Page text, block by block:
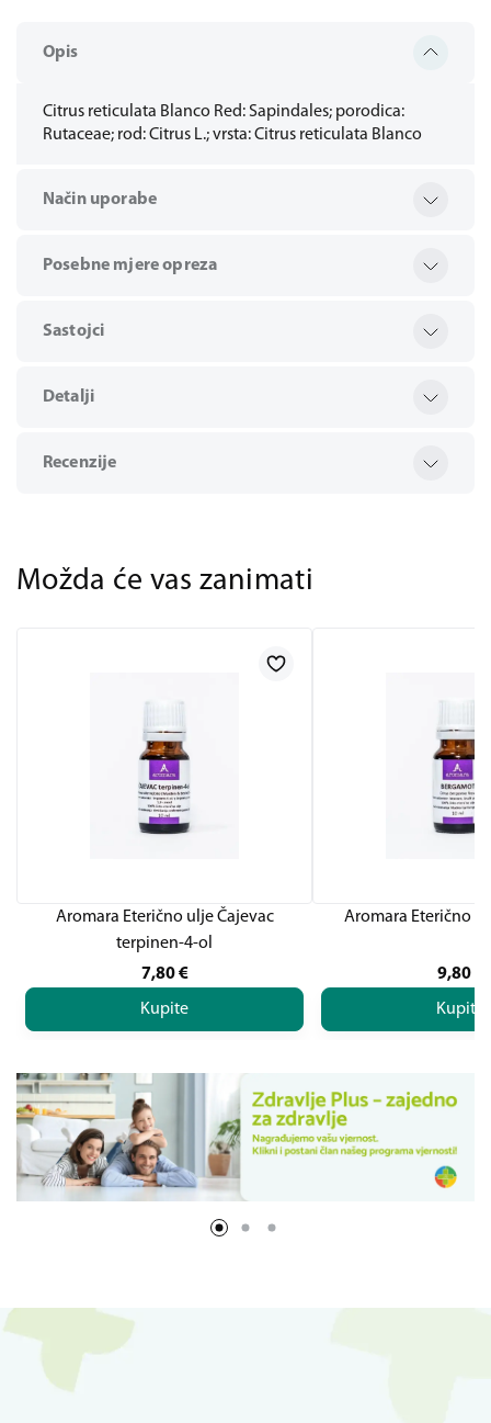
Opis
Citrus reticulata Blanco Red: Sapindales; porodica:
Rutaceae; rod: Citrus L.; vrsta: Citrus reticulata Blanco
Način uporabe
Posebne mjere opreza
Sastojci
Detalji
Recenzije
Možda će vas zanimati
Aromara Eterično ulje Čajevac
terpinen-4-ol
7,80 €
Kupite
Aromara Eterično
9,80
Kupite